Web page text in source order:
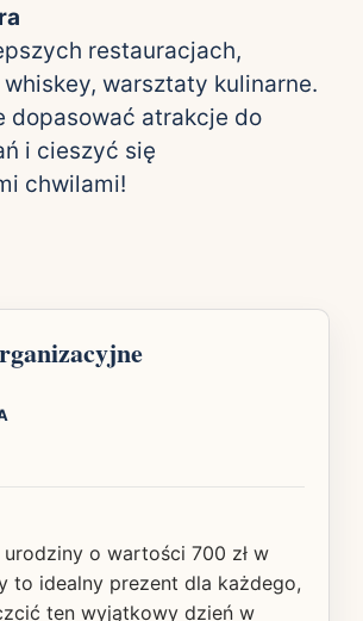
restauracjach,
warsztaty kulinarne.
dopasować atrakcje do
i cieszyć się
chwilami!
urodziny o wartości 700 zł w
to idealny prezent dla każdego,
ten wyjątkowy dzień w